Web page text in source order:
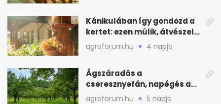
Kánikulában így gondozd a
kertet: ezen múlik, átvészeli-
e a hőséget
agroforum.hu 4 napja
Ágszáradás a
cseresznyefán, napégés a
kajszin: mit tehetsz most?
agroforum.hu 5 napja